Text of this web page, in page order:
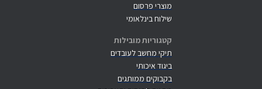
מוצרי פרסום
שילוח בינלאומי
קטגוריות מובילות
תיקי מחשב לעובדים
ביגוד איכותי
בקבוקים ממותגים